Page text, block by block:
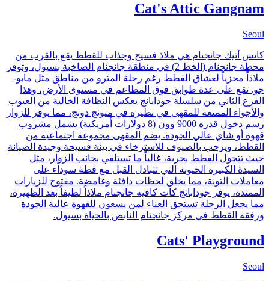
Cat's Attic Gangnam
Seoul
كاتس أتيك جانجنام هي ملاذ فسيح وجذاب للقطط يقع بالقرب من
محطة جانجنام (الخط 2) في منطقة جانجنام الصاخبة بسيول، وتوفر
ملاذاً مجزياً لعشاق القطط رغم رحلة المترو من مناطق مثل مابو-
جو. تقع على عدة طوابق فوق المطاعم في مستوى الأرض، وهذا
الفرع الثاني من سلسلة جودابانج يعكس النظافة الخالية من العيوب
والأجواء الممتعة للمقهى في نظيره في ميونج دونج، مما يوفر للزوار
رسم دخول قدره 9000 وون (8 دولارات أمريكية) يشمل مشروب
قهوة أو شاي عالي الجودة. يضم المقهى مجموعة اجتماعية من
القطط، ويرحب بالضيوف للاسترخاء في بيئة فسيحة وجيدة الصيانة
حيث تتجول القطط بحرية، غالباً ما تستلقي بجانب الزوار، مثل
السيدة الكبيرة الحنونة التي تتبادل القبل مع قطة سوداء على
معاملات التونة، مما يخلق لحظات دافئة وغامضة. مفتوح للزيارات
الممتدة، يوفر جودابانج كات كافيه جانجنام ملاذاً لطيفاً بعد الظهيرة،
مما يجعل الرحلة تستحق العناء لمن يسعون للقهوة عالية الجودة
ورفقة القطط في مركز جانجنام النابض بالحياة بسيول.
Cats' Playground
Seoul